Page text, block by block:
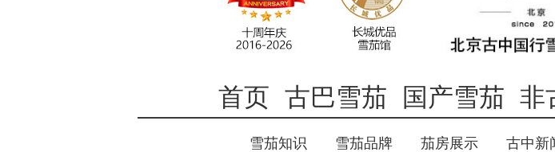
首页 古巴雪茄 国产雪茄 非
雪茄知识 雪茄品牌 茄房展示 古中新